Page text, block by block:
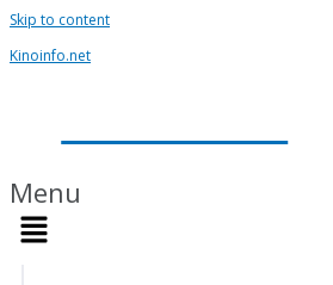
Skip to content
Kinoinfo.net
Menu